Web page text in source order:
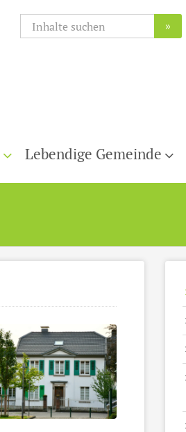
»
Lebendige Gemeinde